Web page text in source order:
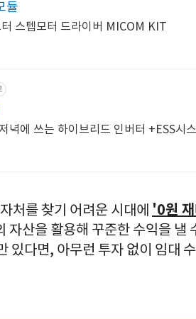
듈
스텝모터 드라이버 MICOM KIT
녁에 쓰는 하이브리드 인버터 +ESS시
처를 찾기 어려운 시대에 '0원
자산을 활용해 꾸준한 수익을 낼
있다면, 아무런 투자 없이 임대